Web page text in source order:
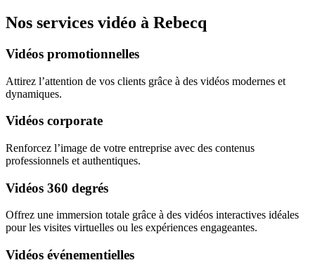
Nos services vidéo à Rebecq
Vidéos promotionnelles
Attirez l’attention de vos clients grâce à des vidéos modernes et
dynamiques.
Vidéos corporate
Renforcez l’image de votre entreprise avec des contenus
professionnels et authentiques.
Vidéos 360 degrés
Offrez une immersion totale grâce à des vidéos interactives idéales
pour les visites virtuelles ou les expériences engageantes.
Vidéos événementielles